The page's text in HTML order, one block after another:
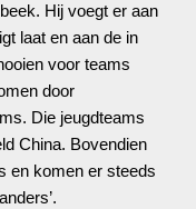
Hij voegt er aan
laat en aan de in
voor teams
door
Die jeugdteams
China. Bovendien
en komen er steeds